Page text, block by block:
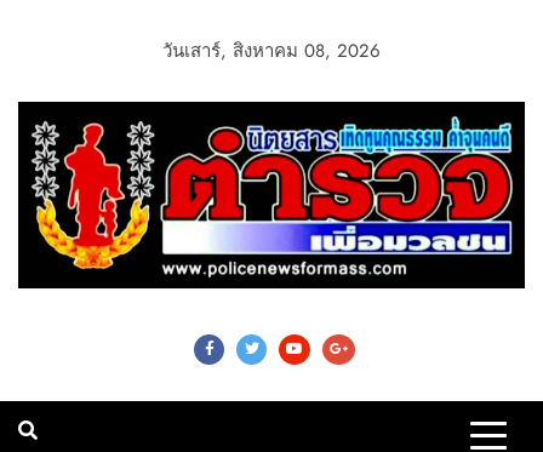
วันเสาร์, สิงหาคม 08, 2026
Police News For
Mass